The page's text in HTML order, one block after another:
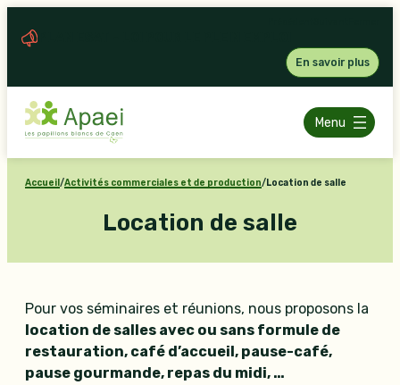
au
En savoir plus
Menu
Accueil /Activités commerciales et de production/ Location de salle
Location de salle
Pour vos séminaires et réunions, nous proposons la
location de salles avec ou sans formule de
restauration, café d’accueil, pause-café,
pause gourmande, repas du midi, …